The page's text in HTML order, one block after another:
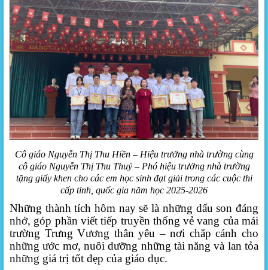
Cô giáo Nguyễn Thị Thu Hiền – Hiệu trưởng nhà trường cùng
cô giáo Nguyễn Thị Thu Thuỷ – Phó hiệu trưởng nhà trường
tặng giấy khen cho các em học sinh đạt giải trong các cuộc thi
cấp tỉnh, quốc gia năm học 2025-2026
Những thành tích hôm nay sẽ là những dấu son đáng
nhớ, góp phần viết tiếp truyền thống vẻ vang của mái
trường Trưng Vương thân yêu – nơi chắp cánh cho
những ước mơ, nuôi dưỡng những tài năng và lan tỏa
những giá trị tốt đẹp của giáo dục.